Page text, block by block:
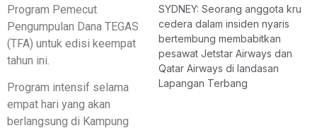
Program Pemecut
Pengumpulan Dana TEGAS
(TFA) untuk edisi keempat
tahun ini.
Program intensif selama
empat hari yang akan
berlangsung di Kampung
SYDNEY: Seorang anggota kru
cedera dalam insiden nyaris
bertembung membabitkan
pesawat Jetstar Airways dan
Qatar Airways di landasan
Lapangan Terbang